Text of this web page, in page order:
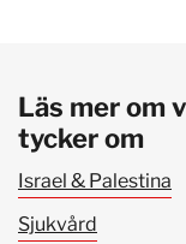
Läs mer om
tycker om
Israel & Palestina
Sjukvård